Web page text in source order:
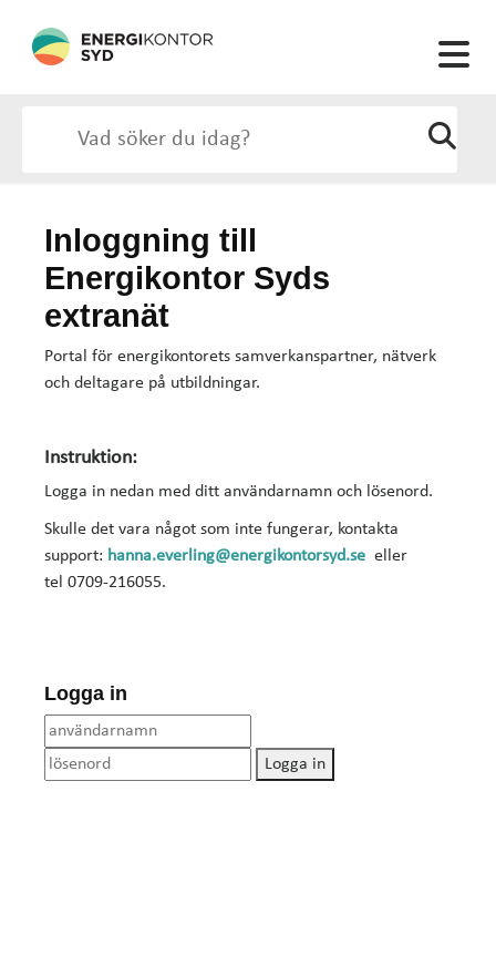
Inloggning till
Energikontor Syds
extranät
Portal för energikontorets samverkanspartner, nätverk
och deltagare på utbildningar.
Instruktion:
Logga in nedan med ditt användarnamn och lösenord.
Skulle det vara något som inte fungerar, kontakta
support: hanna.everling@energikontorsyd.se eller
tel 0709-216055.
Logga in
Logga in